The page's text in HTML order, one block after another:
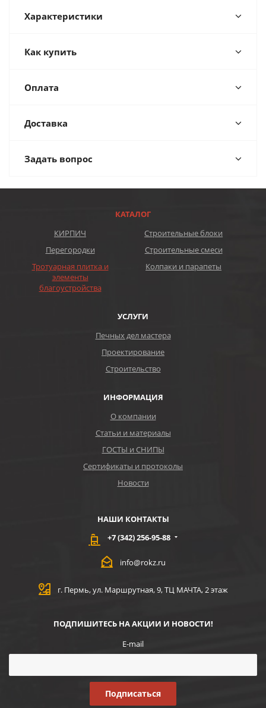
Характеристики
Как купить
Оплата
Доставка
Задать вопрос
КАТАЛОГ
КИРПИЧ
Строительные блоки
Перегородки
Строительные смеси
Тротуарная плитка и
элементы
благоустройства
Колпаки и парапеты
УСЛУГИ
Печных дел мастера
Проектирование
Строительство
ИНФОРМАЦИЯ
О компании
Статьи и материалы
ГОСТЫ и СНИПЫ
Сертификаты и протоколы
Новости
НАШИ КОНТАКТЫ
+7 (342) 256-95-88
info@rokz.ru
г. Пермь, ул. Маршрутная, 9, ТЦ МАЧТА, 2 этаж
ПОДПИШИТЕСЬ НА АКЦИИ И НОВОСТИ!
E-mail